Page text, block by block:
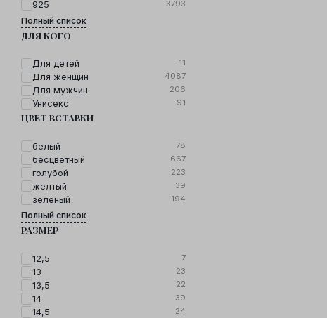
925 3793
Полный список
ДЛЯ КОГО
Для детей 11
Для женщин 4087
Для мужчин 206
Унисекс 91
ЦВЕТ ВСТАВКИ
белый 78
бесцветный 667
голубой 223
желтый 39
зеленый 194
Полный список
РАЗМЕР
12,5 7
13 23
13,5 22
14 39
14,5 24